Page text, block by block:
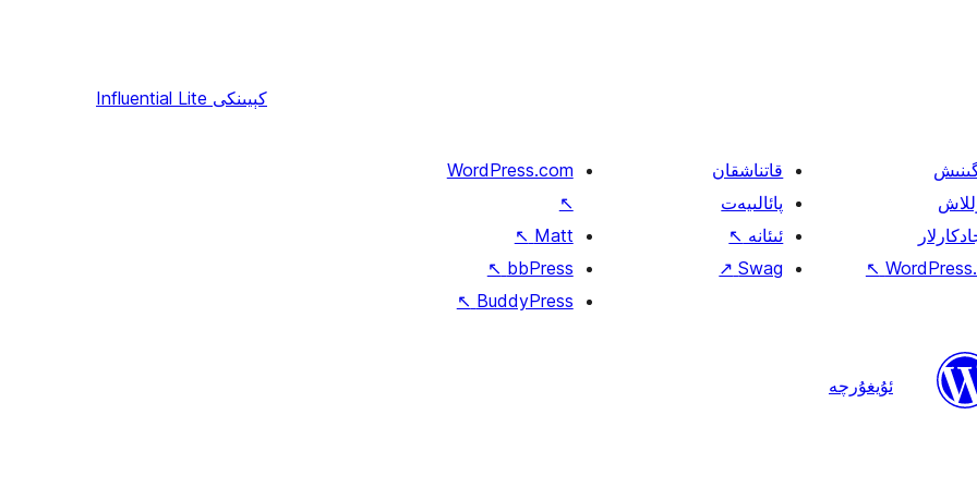
كېيىنكى Influential Lite
↖
قاتناشقان
پائالىيەت
ئىئانە ↖
Swag
↗
WordPress.com
↖
Matt
↖
bbPress
↖
BuddyPress
↖
ئۇيغۇرچە